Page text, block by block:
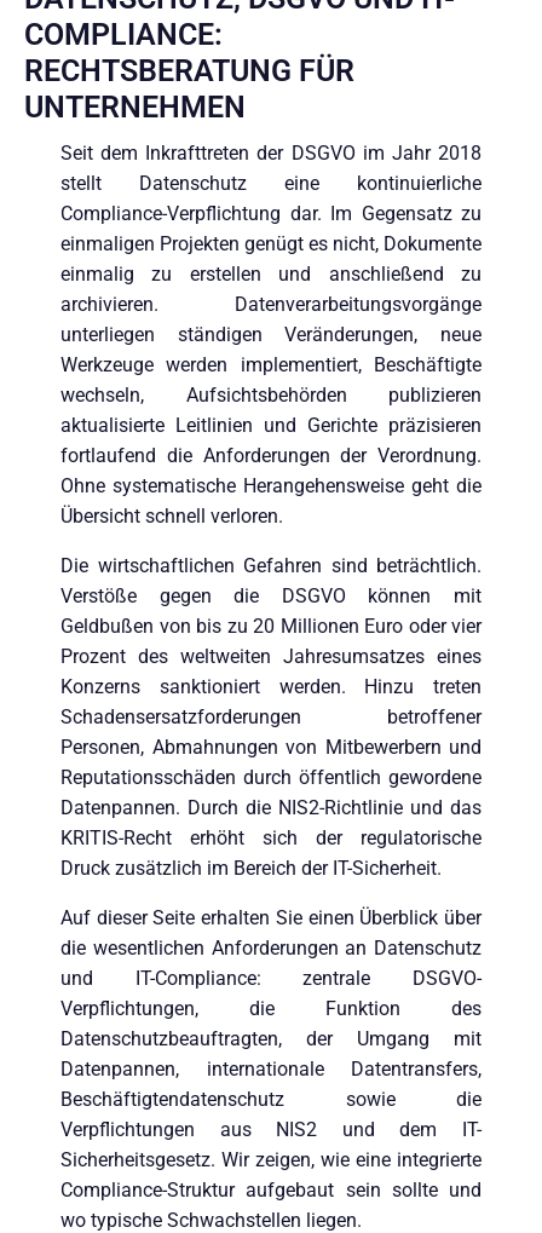
COMPLIANCE:
RECHTSBERATUNG FÜR
UNTERNEHMEN
Seit dem Inkrafttreten der DSGVO im Jahr 2018
stellt Datenschutz eine kontinuierliche
Compliance-Verpflichtung dar. Im Gegensatz zu
einmaligen Projekten genügt es nicht, Dokumente
einmalig zu erstellen und anschließend zu
archivieren. Datenverarbeitungsvorgänge
unterliegen ständigen Veränderungen, neue
Werkzeuge werden implementiert, Beschäftigte
wechseln, Aufsichtsbehörden publizieren
aktualisierte Leitlinien und Gerichte präzisieren
fortlaufend die Anforderungen der Verordnung.
Ohne systematische Herangehensweise geht die
Übersicht schnell verloren.
Die wirtschaftlichen Gefahren sind beträchtlich.
Verstöße gegen die DSGVO können mit
Geldbußen von bis zu 20 Millionen Euro oder vier
Prozent des weltweiten Jahresumsatzes eines
Konzerns sanktioniert werden. Hinzu treten
Schadensersatzforderungen betroffener
Personen, Abmahnungen von Mitbewerbern und
Reputationsschäden durch öffentlich gewordene
Datenpannen. Durch die NIS2-Richtlinie und das
KRITIS-Recht erhöht sich der regulatorische
Druck zusätzlich im Bereich der IT-Sicherheit.
Auf dieser Seite erhalten Sie einen Überblick über
die wesentlichen Anforderungen an Datenschutz
und IT-Compliance: zentrale DSGVO-
Verpflichtungen, die Funktion des
Datenschutzbeauftragten, der Umgang mit
Datenpannen, internationale Datentransfers,
Beschäftigtendatenschutz sowie die
Verpflichtungen aus NIS2 und dem IT-
Sicherheitsgesetz. Wir zeigen, wie eine integrierte
Compliance-Struktur aufgebaut sein sollte und
wo typische Schwachstellen liegen.